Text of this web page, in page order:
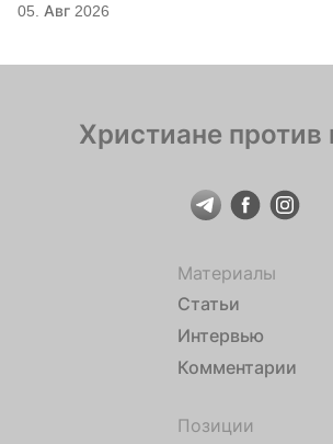
Саровского
05. Авг 2026
Христиане против
Материалы
Статьи
Интервью
Комментарии
Позиции